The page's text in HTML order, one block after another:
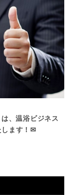
、温浴ビジネス
します！✉